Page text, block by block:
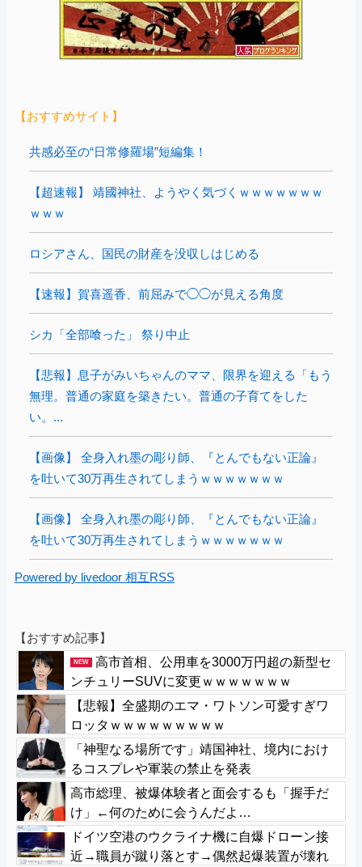
【おすすめサイト】
共感必至の“日常修羅場”短編集！
【超速報】 靖國神社、ようやく気づくｗｗｗｗｗｗｗ
ｗｗｗ
ロシアさん、国民の財産を没収しはじめる
【速報】賀喜遥香、前屈みで◯◯が見える角度
シカ「全部喰った」 祭り中止
【悲報】息子がみいちゃんのママ、限界を迎える「もう
無理。普通の家庭を築きたい。普通の子育てをした
い。...
【画像】 全身入れ墨の彫り師、『とんでもない正論』
を吐いて30万再生されてしまうｗｗｗｗｗｗｗ
【画像】 全身入れ墨の彫り師、『とんでもない正論』
を吐いて30万再生されてしまうｗｗｗｗｗｗｗ
Powered by livedoor 相互RSS
【おすすめ記事】
NEW
高市首相、公用車を3000万円超の新型セ
ンチュリーSUVに変更ｗｗｗｗｗｗｗ
【悲報】全盛期のエマ・ワトソン可愛すぎワ
ロッタｗｗｗｗｗｗｗｗｗ
「神聖なる場所です」靖国神社、境内におけ
るコスプレや軍装の禁止を発表
高市総理、被爆体験者と面会するも「握手だ
け」←何のために会うんだよ…
ドイツ空港のウクライナ機に自爆ドローン接
近→職員が蹴り落とす→偶然起爆装置が壊れ